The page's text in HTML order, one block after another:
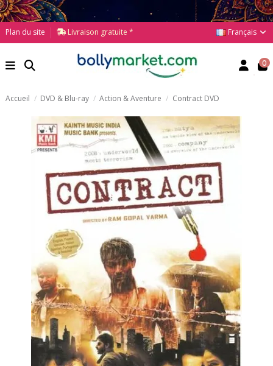
Plan du site Livraison gratuite * Français
0
Accueil DVD & Blu-ray Action & Aventure Contract DVD